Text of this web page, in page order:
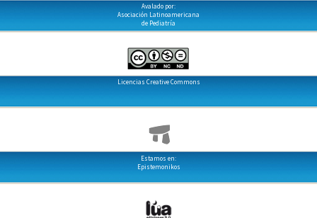
Avalado por:
Asociación Latinoamericana
de Pediatría
Licencias Creative Commons
Estamos en:
Epistemonikos